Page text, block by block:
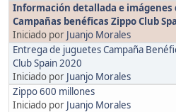
Información detallada e imágenes
Campañas benéficas Zippo Club
Iniciado por Juanjo Morales
Entrega de juguetes Campaña
Club Spain 2020
Iniciado por Juanjo Morales
Zippo 600 millones
Iniciado por Juanjo Morales